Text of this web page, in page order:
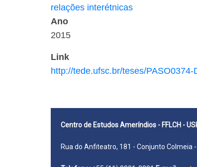
relações interétnicas
Ano
2015
Link
http://tede.ufsc.br/teses/PASO0374-
Centro de Estudos Ameríndios - FFLCH -
Rua do Anfiteatro, 181 - Conjunto Colmeia